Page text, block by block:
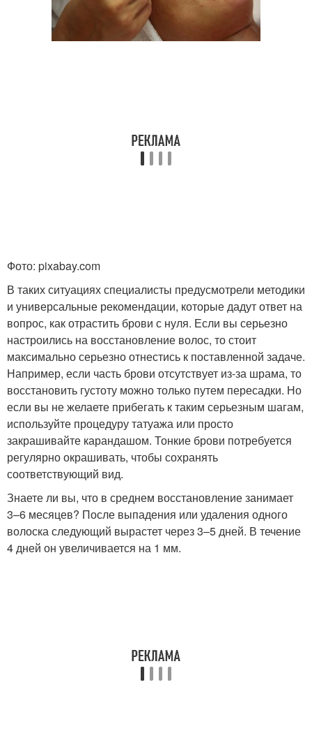
Фото: pixabay.com
В таких ситуациях специалисты предусмотрели методики
и универсальные рекомендации, которые дадут ответ на
вопрос, как отрастить брови с нуля. Если вы серьезно
настроились на восстановление волос, то стоит
максимально серьезно отнестись к поставленной задаче.
Например, если часть брови отсутствует из-за шрама, то
восстановить густоту можно только путем пересадки. Но
если вы не желаете прибегать к таким серьезным шагам,
используйте процедуру татуажа или просто
закрашивайте карандашом. Тонкие брови потребуется
регулярно окрашивать, чтобы сохранять
соответствующий вид.
Знаете ли вы, что в среднем восстановление занимает
3–6 месяцев? После выпадения или удаления одного
волоска следующий вырастет через 3–5 дней. В течение
4 дней он увеличивается на 1 мм.